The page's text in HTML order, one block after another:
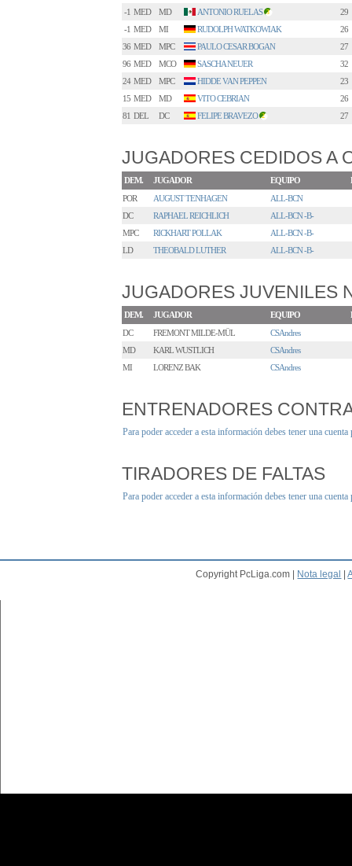
-1 MED MD ANTONIO RUELAS 3
29
-1 MED MI RUDOLPH WATKOWIAK
26
36 MED MPC PAULO CESAR BOGAN
27
96 MED MCO SASCHA NEUER
32
24 MED MPC HIDDE VAN PEPPEN
23
15 MED MD VITO CEBRIAN
26
81 DEL DC FELIPE BRAVEZO 2 27
JUGADORES CEDIDOS A
DEM. JUGADOR EQUIPO
POR
AUGUST TENHAGEN
ALL-BCN
DC
RAPHAEL REICHLICH
ALL-BCN -B-
MPC
RICKHART POLLAK
ALL-BCN -B-
LD
THEOBALD LUTHER ALL-BCN -B-
JUGADORES JUVENILES
DEM. JUGADOR EQUIPO
DC
FREMONT MILDE-MÜL
CSAndres
MD
KARL WUSTLICH
CSAndres
MI
LORENZ BAK CSAndres
ENTRENADORES
Para poder acceder a esta información debes tener una
TIRADORES DE FALTAS
Para poder acceder a esta información debes tener una
Copyright PcLiga.com | Nota legal |